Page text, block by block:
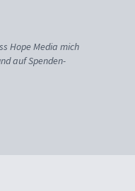
Hope Media mich
auf Spenden-